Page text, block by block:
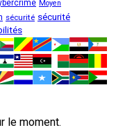
Moyen
sécurité sécurité
le moment.